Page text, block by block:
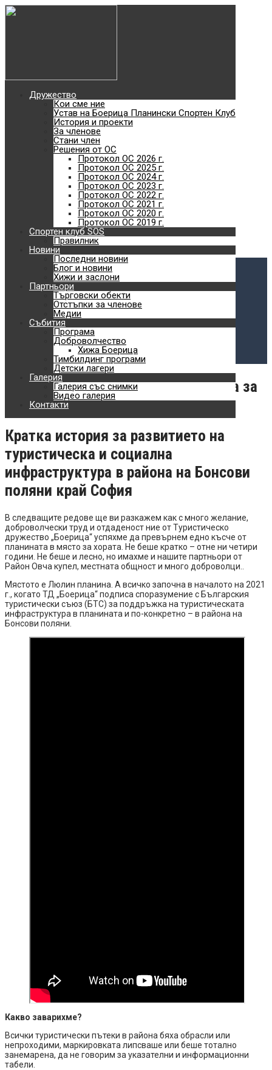
Дружество
Кои сме ние
Устав на Боерица Планински Спортен Клуб
История и проекти
За членове
Стани член
Решения от ОС
Протокол ОС 2026 г.
Протокол ОС 2025 г.
Протокол ОС 2024 г.
Протокол ОС 2023 г.
Протокол ОС 2022 г.
Протокол ОС 2021 г.
Протокол ОС 2020 г.
Протокол ОС 2019 г.
Спортен клуб SOS
Правилник
Новини
Последни новини
Блог и новини
Хижи и заслони
Партньори
Търговски обекти
Отстъпки за членове
Медии
Събития
Програма
Доброволчество
Хижа Боерица
Тимбилдинг програми
Детски лагери
Галерия
Галерия със снимки
Видео галерия
Контакти
туристическа база
Най-голямото отборно
планинско състезание с
кауза в България
с. Железница - Черни връх - с. Владая
Планински спортен клубSOS
Виж повече
Планински спортове
Доброволчество
Хижа Боерица
Детски лагери
Как превърнахме Люлин в планина за
хората
Кратка история за развитието на
туристическа и социална
инфраструктура в района на Бонсови
поляни край София
В следващите редове ще ви разкажем как с много желание,
доброволчески труд и отдаденост ние от Туристическо
дружество „Боерица“ успяхме да превърнем едно късче от
планината в място за хората. Не беше кратко – отне ни четири
години. Не беше и лесно, но имахме и нашите партньори от
Район Овча купел, местната общност и много доброволци..
Мястото е Люлин планина. А всичко започна в началото на 2021
г., когато ТД „Боерица“ подписа споразумение с Българския
туристически съюз (БТС) за поддръжка на туристическата
инфраструктура в планината и по-конкретно – в района на
Бонсови поляни.
Какво заварихме?
Всички туристически пътеки в района бяха обрасли или
непроходими, маркировката липсваше или беше тотално
занемарена, да не говорим за указателни и информационни
табели.